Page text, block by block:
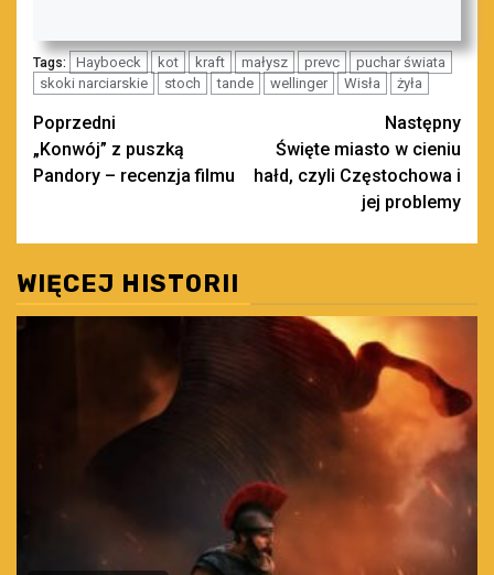
Tags: Hayboeck kot kraft małysz prevc
puchar świata
skoki narciarskie
stoch tande wellinger Wisła żyła
Zobacz
wpisy
Poprzedni
„Konwój” z puszką
Pandory – recenzja filmu
Następny
Święte miasto w cieniu
hałd, czyli Częstochowa i
jej problemy
WIĘCEJ HISTORII